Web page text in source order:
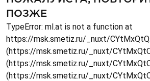
ПОЗЖЕ
TypeError: ml.at is not a function at
https://msk.smetiz.ru/_nuxt/
(https://msk.smetiz.ru/_nuxt/
(https://msk.smetiz.ru/_nuxt/
(https://msk.smetiz.ru/_nuxt/